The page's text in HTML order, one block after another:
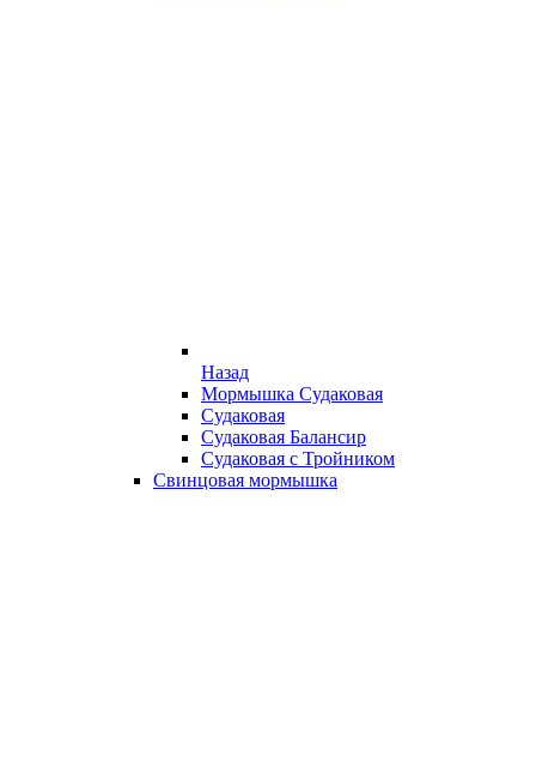
Назад
Мормышка Судаковая
Судаковая
Судаковая Балансир
Судаковая с Тройником
Свинцовая мормышка